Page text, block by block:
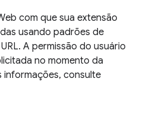
com que sua extensão
usando padrões de
A permissão do usuário
no momento da
informações, consulte